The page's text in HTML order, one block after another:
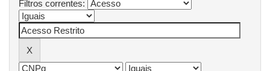
Filtros correntes: